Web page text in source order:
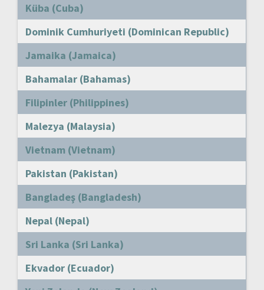
Küba (Cuba)
Dominik Cumhuriyeti (Dominican Republic)
Jamaika (Jamaica)
Bahamalar (Bahamas)
Filipinler (Philippines)
Malezya (Malaysia)
Vietnam (Vietnam)
Pakistan (Pakistan)
Bangladeş (Bangladesh)
Nepal (Nepal)
Sri Lanka (Sri Lanka)
Ekvador (Ecuador)